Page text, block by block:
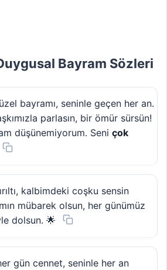
Bayram Sözleri
bayramı, seninle geçen her an.
parlasın, bir ömür sürsün!
düşünemiyorum. Seni çok
kalbimdeki coşku sensin
mübarek olsun, her günümüz
dolsun. 🌟
gün cennet, seninle her an